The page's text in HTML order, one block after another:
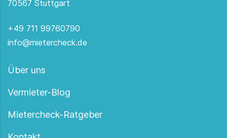
70567 Stuttgart
+49 711 99760790
info@mietercheck.de
Über uns
Vermieter-Blog
Mietercheck-Ratgeber